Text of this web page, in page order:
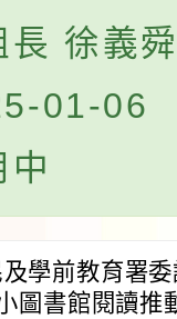
長 徐義
01-06
中
學前教育署
小圖書館閱讀